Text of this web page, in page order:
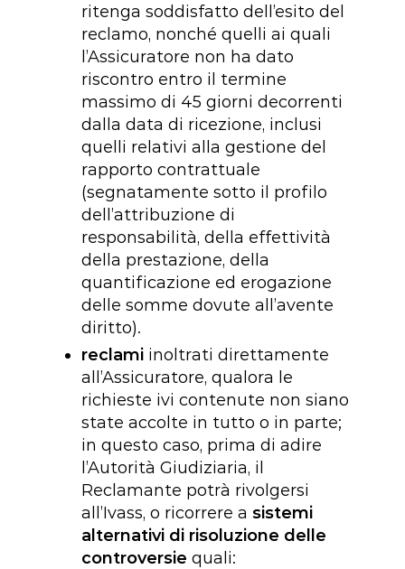
ritenga soddisfatto dell’esito del
reclamo, nonché quelli ai quali
l’Assicuratore non ha dato
riscontro entro il termine
massimo di 45 giorni decorrenti
dalla data di ricezione, inclusi
quelli relativi alla gestione del
rapporto contrattuale
(segnatamente sotto il profilo
dell’attribuzione di
responsabilità, della effettività
della prestazione, della
quantificazione ed erogazione
delle somme dovute all’avente
diritto).
reclami inoltrati direttamente
all’Assicuratore, qualora le
richieste ivi contenute non siano
state accolte in tutto o in parte;
in questo caso, prima di adire
l’Autorità Giudiziaria, il
Reclamante potrà rivolgersi
all’Ivass, o ricorrere a sistemi
alternativi di risoluzione delle
controversie quali: